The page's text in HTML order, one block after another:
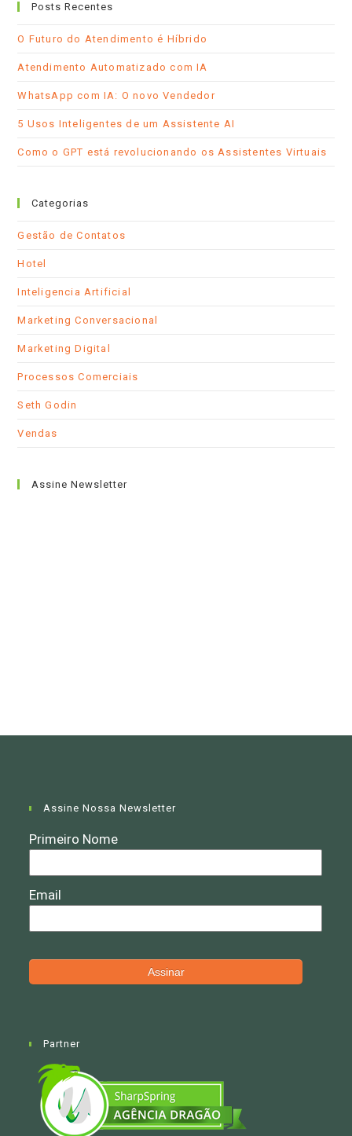
novanovaaplicativo
Posts Recentes
O Futuro do Atendimento é Híbrido
Atendimento Automatizado com IA
WhatsApp com IA: O novo Vendedor
5 Usos Inteligentes de um Assistente AI
Como o GPT está revolucionando os Assistentes Virtuais
Categorias
Gestão de Contatos
Hotel
Inteligencia Artificial
Marketing Conversacional
Marketing Digital
Processos Comerciais
Seth Godin
Vendas
Assine Newsletter
Assine Nossa Newsletter
Partner